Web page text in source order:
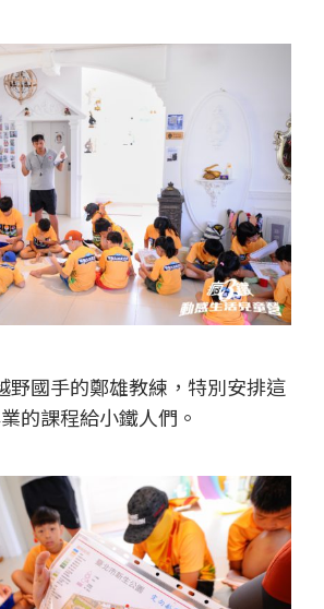
野國手的鄭雄教練，特別安排這
的課程給小鐵人們。